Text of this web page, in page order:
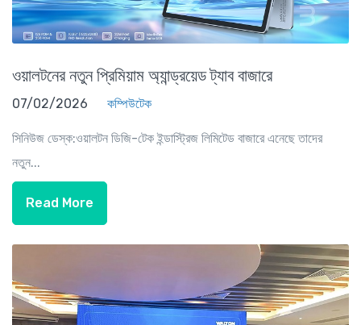
ওয়ালটনের নতুন প্রিমিয়াম অ্যান্ড্রয়েড ট্যাব বাজারে
07/02/2026 কম্পিউটেক
সিনিউজ ডেস্ক:ওয়ালটন ডিজি-টেক ইন্ডাস্ট্রিজ লিমিটেড বাজারে এনেছে তাদের
নতুন...
Read More